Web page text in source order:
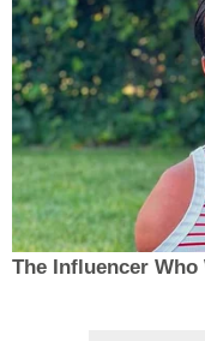
The Influencer